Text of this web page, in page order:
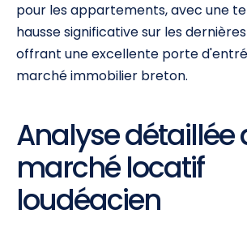
pour les appartements, avec une
hausse significative sur les
offrant une excellente porte
marché immobilier breton.
Analyse détaillée
marché locatif
loudéacien